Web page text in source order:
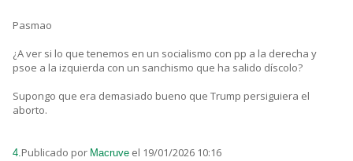
Pasmao
¿A ver si lo que tenemos en un socialismo con pp a la derecha y
psoe a la izquierda con un sanchismo que ha salido díscolo?
Supongo que era demasiado bueno que Trump persiguiera el
aborto.
4.Publicado por Macruve el 19/01/2026 10:16